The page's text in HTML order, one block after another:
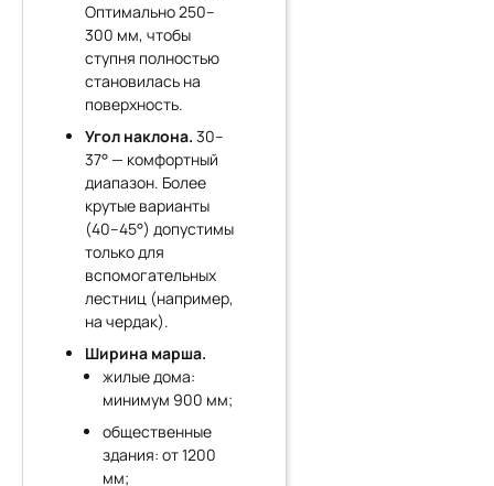
Оптимально 250–
300 мм, чтобы
ступня полностью
становилась на
поверхность.
Угол наклона. 30–
37° — комфортный
диапазон. Более
крутые варианты
(40–45°) допустимы
только для
вспомогательных
лестниц (например,
на чердак).
Ширина марша.
жилые дома:
минимум 900 мм;
общественные
здания: от 1200
мм;